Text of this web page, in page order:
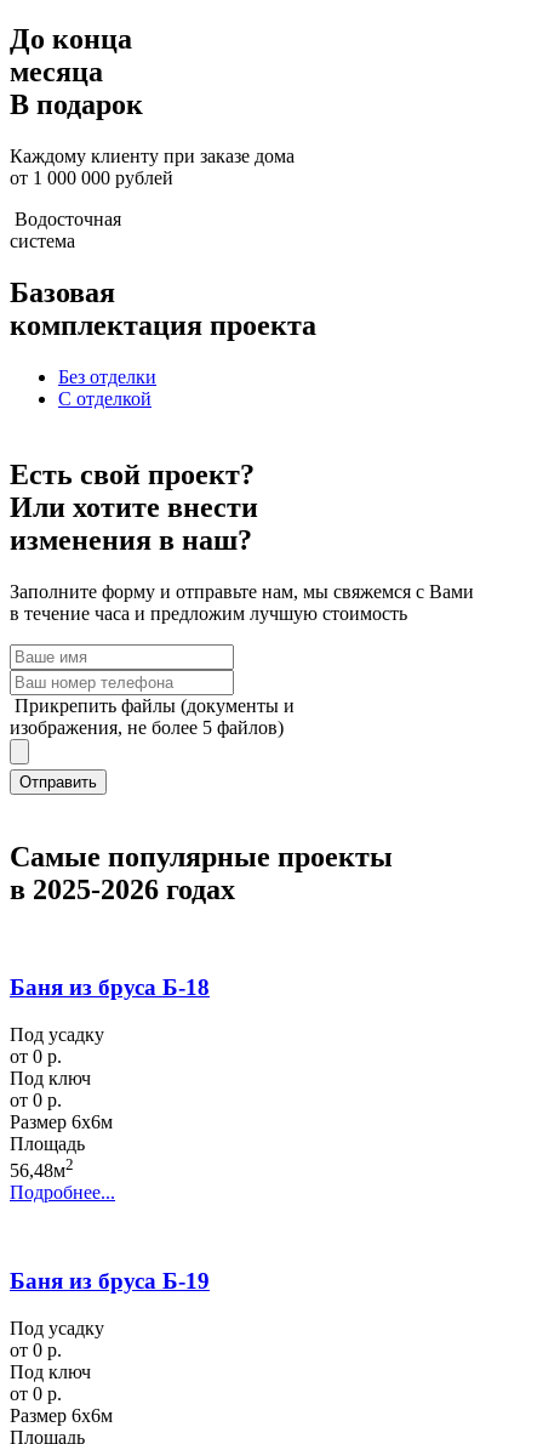
До конца
месяца
В подарок
Каждому клиенту при заказе дома
от 1 000 000 рублей
Водосточная
система
Базовая
комплектация проекта
Без отделки
С отделкой
Есть свой проект?
Или хотите внести
изменения в наш?
Заполните форму и отправьте нам, мы свяжемся с Вами
в течение часа и предложим лучшую стоимость
Прикрепить файлы (документы и
изображения, не более 5 файлов)
Отправить
Самые популярные проекты
в 2025-2026 годах
Баня из бруса Б-18
Под усадку
от 0 р.
Под ключ
от 0 р.
Размер 6х6м
Площадь
56,48м2
Подробнее...
Баня из бруса Б-19
Под усадку
от 0 р.
Под ключ
от 0 р.
Размер 6х6м
Площадь